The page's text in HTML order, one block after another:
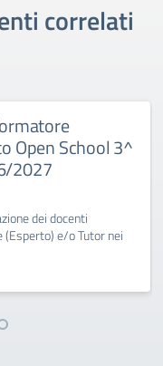
correlati
Open School 3^
2027
dei docenti
e/o Tutor nei